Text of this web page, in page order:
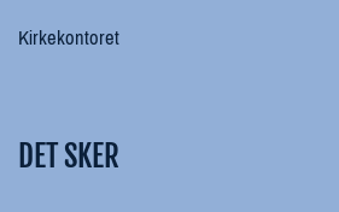
Kirkekontoret
DET SKER